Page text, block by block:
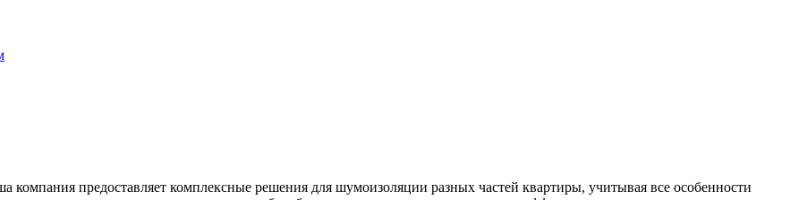
предоставляет комплексные решения для шумоизоляции разных частей квартиры, учитывая все особенности